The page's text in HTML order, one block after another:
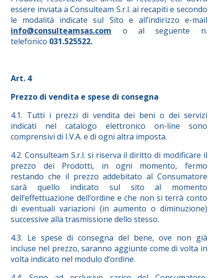
essere inviata a Consulteam S.r.l. ai recapiti e secondo
le modalità indicate sul Sito e all’indirizzo e-mail
info@consulteamsas.com o al seguente n.
telefonico 031.525522.
Art. 4
Prezzo di vendita e spese di consegna
4.1. Tutti i prezzi di vendita dei beni o dei servizi
indicati nel catalogo elettronico on-line sono
comprensivi di I.V.A. e di ogni altra imposta.
4.2. Consulteam S.r.l. si riserva il diritto di modificare il
prezzo dei Prodotti, in ogni momento, fermo
restando che il prezzo addebitato al Consumatore
sarà quello indicato sul sito al momento
dell’effettuazione dell’ordine e che non si terrà conto
di eventuali variazioni (in aumento o diminuzione)
successive alla trasmissione dello stesso.
4.3. Le spese di consegna del bene, ove non già
incluse nel prezzo, saranno aggiunte come di volta in
volta indicato nel modulo d’ordine.